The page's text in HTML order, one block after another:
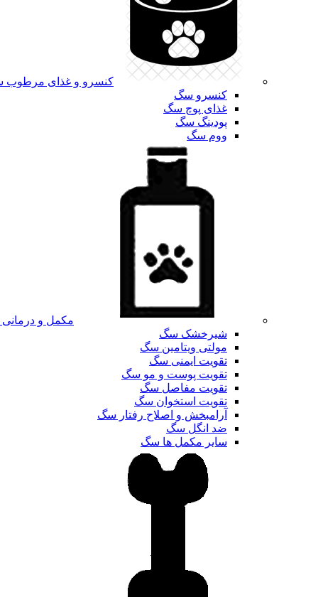
کنسرو و غذای
کنسرو سگ
غذای پوچ سگ
پودینگ سگ
ووم سگ
مکمل و
شیرخشک سگ
مولتی ویتامین سگ
تقویت ایمنی سگ
تقویت پوست و مو سگ
تقویت مفاصل سگ
تقویت استخوان سگ
آرامبخش و اصلاح رفتار سگ
ضد انگل سگ
سایر مکمل ها سگ